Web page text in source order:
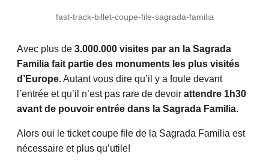
fast-track-billet-coupe-file-sagrada-familia
Avec plus de 3.000.000 visites par an la Sagrada
Familia fait partie des monuments les plus visités
d’Europe. Autant vous dire qu’il y a foule devant
l’entrée et qu’il n’est pas rare de devoir attendre 1h30
avant de pouvoir entrée dans la Sagrada Familia.
Alors oui le ticket coupe file de la Sagrada Familia est
nécessaire et plus qu’utile!